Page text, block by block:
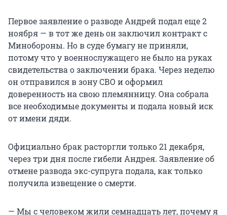
Первое заявление о разводе Андрей подал еще 2
ноября — в тот же день он заключил контракт с
Минобороны. Но в суде бумагу не приняли,
потому что у военнослужащего не было на руках
свидетельства о заключении брака. Через неделю
он отправился в зону СВО и оформил
доверенность на свою племянницу. Она собрала
все необходимые документы и подала новый иск
от имени дяди.
Официально брак расторгли только 21 декабря,
через три дня после гибели Андрея. Заявление об
отмене развода экс-супруга подала, как только
получила извещение о смерти.
— Мы с человеком жили семнадцать лет, почему я